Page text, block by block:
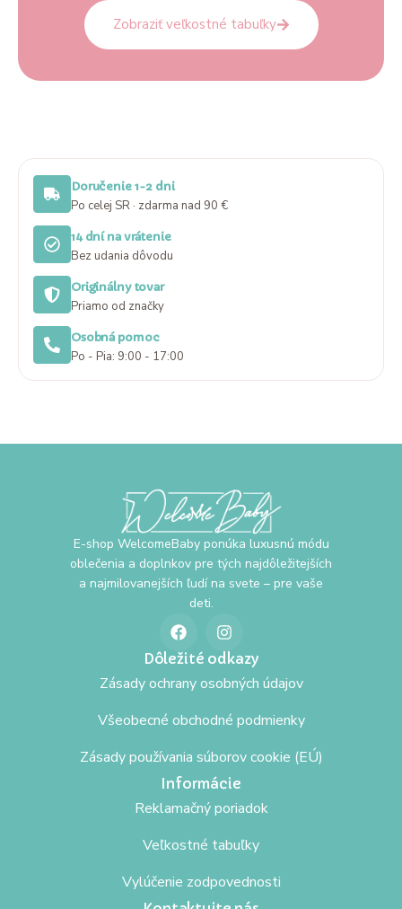
Zobraziť veľkostné tabuľky
Doručenie 1-2 dni
Po celej SR · zdarma nad 90 €
14 dní na vrátenie
Bez udania dôvodu
Originálny tovar
Priamo od značky
Osobná pomoc
Po - Pia: 9:00 - 17:00
E-shop WelcomeBaby ponúka luxusnú módu
oblečenia a doplnkov pre tých najdôležitejších
a najmilovanejších ľudí na svete – pre vaše
deti.
Dôležité odkazy
Zásady ochrany osobných údajov
Všeobecné obchodné podmienky
Zásady používania súborov cookie (EÚ)
Informácie
Reklamačný poriadok
Veľkostné tabuľky
Vylúčenie zodpovednosti